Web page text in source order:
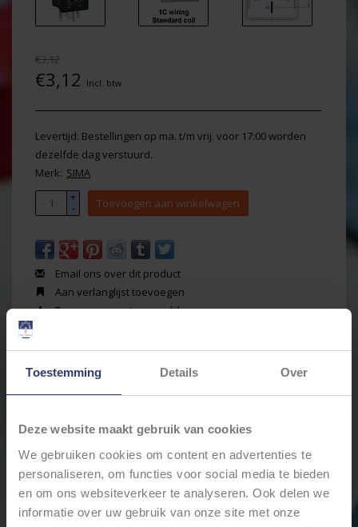
Toestemming Details Over
Deze website maakt gebruik van cookies
We gebruiken cookies om content en advertenties te
personaliseren, om functies voor social media te bieden
en om ons websiteverkeer te analyseren. Ook delen we
informatie over uw gebruik van onze site met onze
€3,12
€3,12 Incl. btw
Levertijd: Bestellingen op ma. t/m vrij. voor 17:00 worden
dezelfde dag verstuurd.
Merk: SIMA
+
- Toevoegen aan winkelwagen
Email ons over dit product
Aan verlanglijst toevoegen
Toevoegen om te vergelijken
Informatie (0)
coil - met bevestigingsbeugel - WM62024C
Afmeting: 26,5 x 26,4 x 24,5 (+ 16mm)
Afmeting tab (5-pins): 5x 6,3 x 0,8 mm